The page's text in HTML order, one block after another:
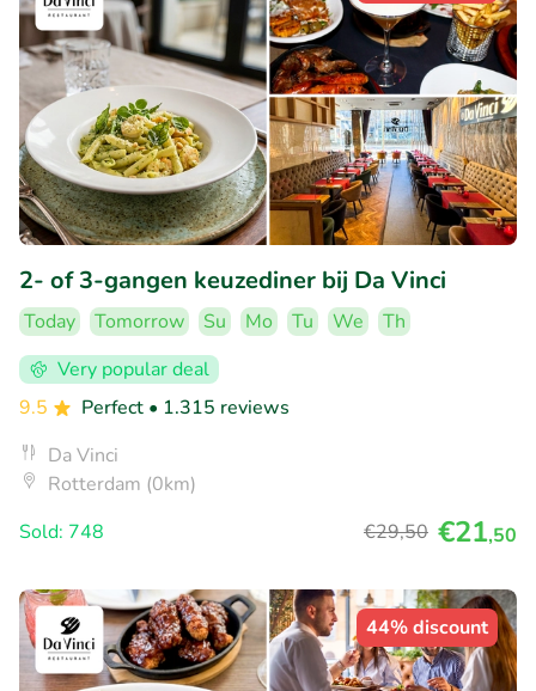
2- of 3-gangen keuzediner bij Da Vinci
Today Tomorrow Su Mo Tu We
Th
Very popular deal
9.5
Perfect • 1.315 reviews
Da Vinci
Rotterdam (0km)
Sold: 748
€29,50 €21,50
44% discount